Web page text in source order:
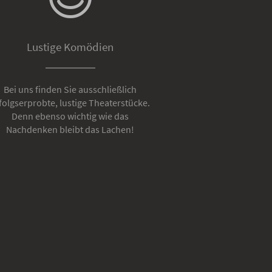
Lustige Komödien
Bei uns finden Sie ausschließlich
lustige Theaterstücke.
Denn ebenso wichtig wie das
Nachdenken bleibt das Lachen!